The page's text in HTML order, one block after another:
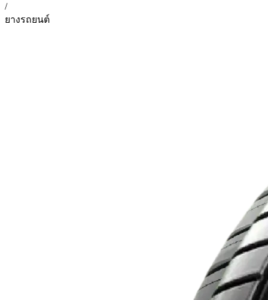
/
ยางรถยนต์